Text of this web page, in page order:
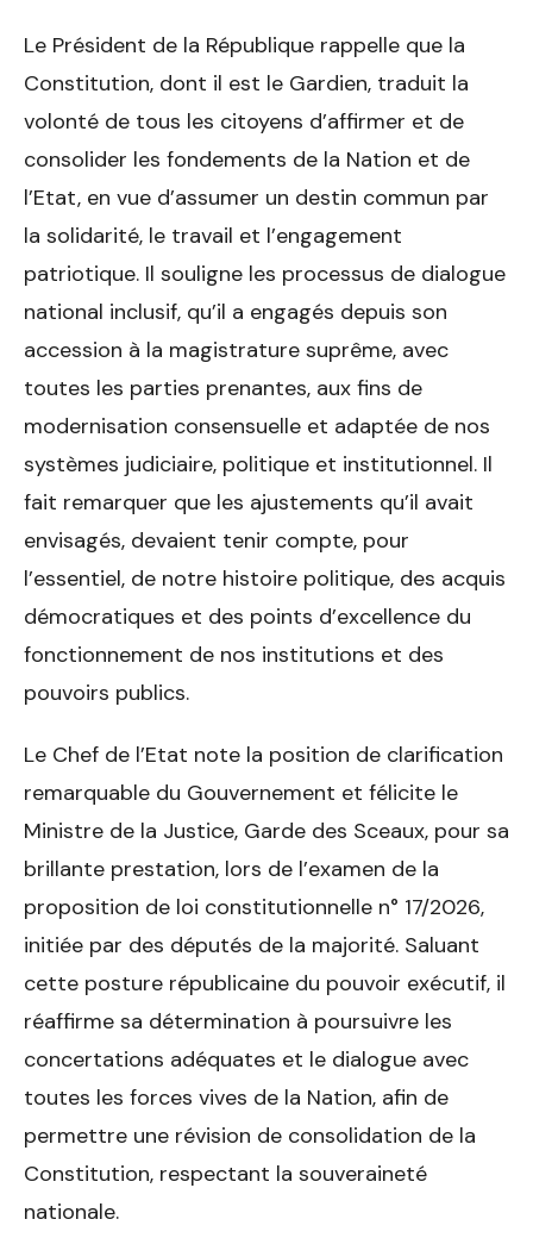
Le Président de la République rappelle que la
Constitution, dont il est le Gardien, traduit la
volonté de tous les citoyens d’affirmer et de
consolider les fondements de la Nation et de
l’Etat, en vue d’assumer un destin commun par
la solidarité, le travail et l’engagement
patriotique. Il souligne les processus de dialogue
national inclusif, qu’il a engagés depuis son
accession à la magistrature suprême, avec
toutes les parties prenantes, aux fins de
modernisation consensuelle et adaptée de nos
systèmes judiciaire, politique et institutionnel. Il
fait remarquer que les ajustements qu’il avait
envisagés, devaient tenir compte, pour
l’essentiel, de notre histoire politique, des acquis
démocratiques et des points d’excellence du
fonctionnement de nos institutions et des
pouvoirs publics.
Le Chef de l’Etat note la position de clarification
remarquable du Gouvernement et félicite le
Ministre de la Justice, Garde des Sceaux, pour sa
brillante prestation, lors de l’examen de la
proposition de loi constitutionnelle n° 17/2026,
initiée par des députés de la majorité. Saluant
cette posture républicaine du pouvoir exécutif, il
réaffirme sa détermination à poursuivre les
concertations adéquates et le dialogue avec
toutes les forces vives de la Nation, afin de
permettre une révision de consolidation de la
Constitution, respectant la souveraineté
nationale.